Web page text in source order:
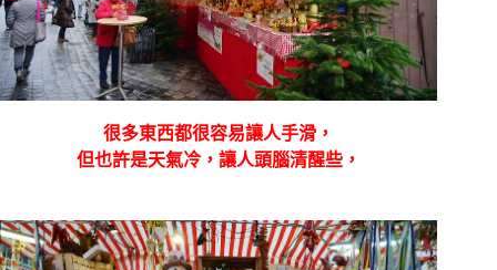
很多東西都很容易讓人手滑，
但也許是天氣冷，讓人頭腦清醒些，